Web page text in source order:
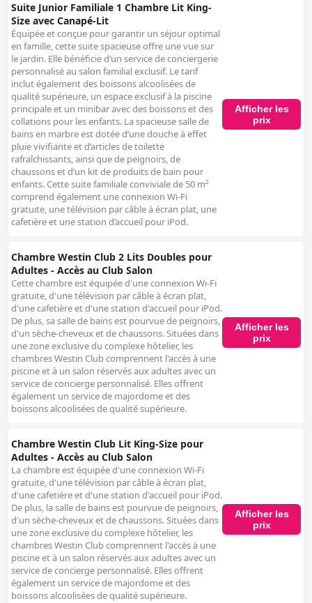
Suite Junior Familiale 1 Chambre Lit King-
Size avec Canapé-Lit
Équipée et conçue pour garantir un séjour optimal
en famille, cette suite spacieuse offre une vue sur
le jardin. Elle bénéficie d’un service de conciergerie
personnalisé au salon familial exclusif. Le tarif
inclut également des boissons alcoolisées de
qualité supérieure, un espace exclusif à la piscine
principale et un minibar avec des boissons et des
collations pour les enfants. La spacieuse salle de
bains en marbre est dotée d’une douche à effet
pluie vivifiante et d’articles de toilette
rafraîchissants, ainsi que de peignoirs, de
chaussons et d’un kit de produits de bain pour
enfants. Cette suite familiale conviviale de 50 m²
comprend également une connexion Wi-Fi
gratuite, une télévision par câble à écran plat, une
cafetière et une station d’accueil pour iPod.
Afficher les
prix
Chambre Westin Club 2 Lits Doubles pour
Adultes - Accès au Club Salon
Cette chambre est équipée d'une connexion Wi-Fi
gratuite, d'une télévision par câble à écran plat,
d'une cafetière et d'une station d'accueil pour iPod.
De plus, sa salle de bains est pourvue de peignoirs,
d'un sèche-cheveux et de chaussons. Situées dans
une zone exclusive du complexe hôtelier, les
chambres Westin Club comprennent l'accès à une
piscine et à un salon réservés aux adultes avec un
service de concierge personnalisé. Elles offrent
également un service de majordome et des
boissons alcoolisées de qualité supérieure.
Afficher les
prix
Chambre Westin Club Lit King-Size pour
Adultes - Accès au Club Salon
La chambre est équipée d'une connexion Wi-Fi
gratuite, d'une télévision par câble à écran plat,
d'une cafetière et d'une station d'accueil pour iPod.
De plus, la salle de bains est pourvue de peignoirs,
d'un sèche-cheveux et de chaussons. Situées dans
une zone exclusive du complexe hôtelier, les
chambres Westin Club comprennent l'accès à une
piscine et à un salon réservés aux adultes avec un
service de concierge personnalisé. Elles offrent
également un service de majordome et des
boissons alcoolisées de qualité supérieure.
Afficher les
prix